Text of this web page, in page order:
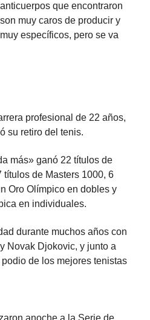
que encontraron
muy caros de producir y
específicos, pero se va
profesional de 22 años,
su retiro del tenis.
más» ganó 22 títulos de
títulos de Masters 1000, 6
Oro Olímpico en dobles y
en individuales.
durante muchos años con
Novak Djokovic, y junto a
de los mejores tenistas